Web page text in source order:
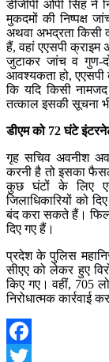
डीजीपी ओपी सिंह ने
मुकदमों की निष्पक्ष
अथवा अभद्रता किसी
हैं, वहां एएसपी
जुटाकर जांच व गुण-
आवश्यकता हो, एएसपी
कि यदि किसी
तत्काल इसकी सूचना
डीएम को 72 घंटे
गृह सचिव अवनीश
करनी है तो इसका
कुछ घंटों के लिए
जिलाधिकारियों को
बंद करा सकते हैं।
दिए गए हैं।
प्रदेश के पुलिस
सीएए को लेकर हुए
किए गए। वहीं, 705
निरोधात्मक कार्रवाई
Facebook